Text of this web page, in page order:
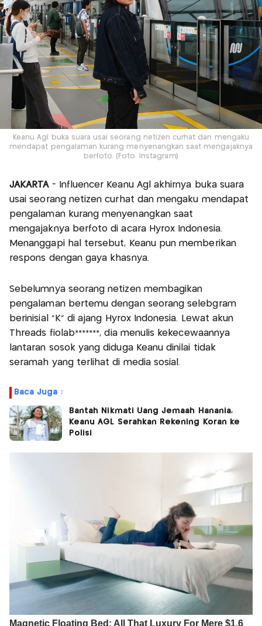
Keanu Agl buka suara usai seorang netizen curhat dan mengaku
mendapat pengalaman kurang menyenangkan saat mengajaknya
berfoto. (Foto: Instagram)
JAKARTA- Influencer Keanu Agl akhirnya buka suara
usai seorang netizen curhat dan mengaku mendapat
pengalaman kurang menyenangkan saat
mengajaknya berfoto di acara Hyrox Indonesia.
Menanggapi hal tersebut, Keanu pun memberikan
respons dengan gaya khasnya.
Sebelumnya seorang netizen membagikan
pengalaman bertemu dengan seorang selebgram
berinisial “K” di ajang Hyrox Indonesia. Lewat akun
Threads fiolab*******, dia menulis kekecewaannya
lantaran sosok yang diduga Keanu dinilai tidak
seramah yang terlihat di media sosial.
Baca Juga :
Bantah Nikmati Uang Jemaah Hanania,
Keanu AGL Serahkan Rekening Koran ke
Polisi